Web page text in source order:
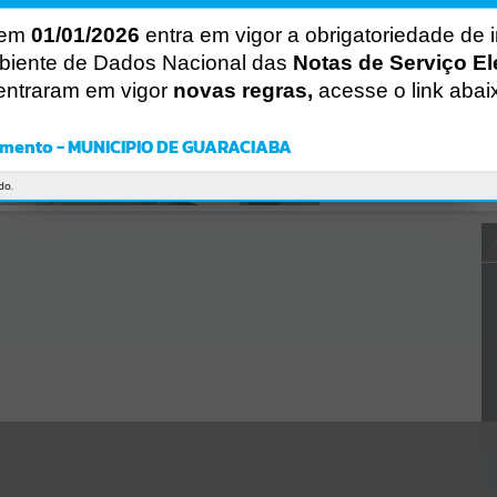
01/01/2026 entra em vigor a obrigatoriedade de
de Dados Nacional das Notas de Serviço
em vigor novas regras, acesse o link
- MUNICIPIO DE GUARACIABA
CÓDIGO DA MENSAGEM: EST-000040
Ocorreu um erro de script:
Uncaught SyntaxError: Unexpected token '('
https://guaraciaba.atende.net/cidadao/pagina/static/bundle/wpo_in
dex_2_base_l2_portal_editores_sync_d9fb77cfd5741fafc9972edc7a6
Verificar Mais Detalhes